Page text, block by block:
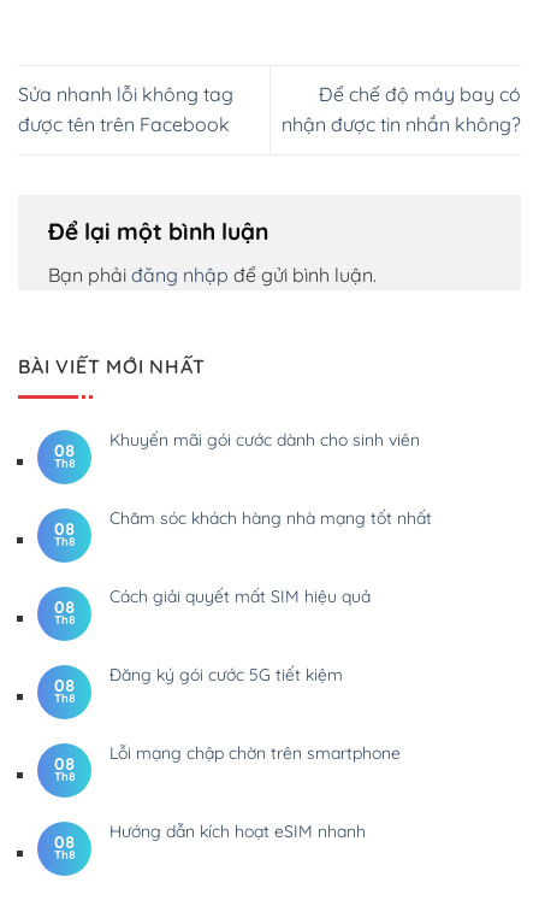
Sửa nhanh lỗi không tag
được tên trên Facebook
Để chế độ máy bay có
nhận được tin nhắn không?
Để lại một bình luận
Bạn phải đăng nhập để gửi bình luận.
BÀI VIẾT MỚI NHẤT
08
Th8
Khuyến mãi gói cước dành cho sinh viên
08
Th8
Chăm sóc khách hàng nhà mạng tốt nhất
08
Th8
Cách giải quyết mất SIM hiệu quả
08
Th8
Đăng ký gói cước 5G tiết kiệm
08
Th8
Lỗi mạng chập chờn trên smartphone
08
Th8
Hướng dẫn kích hoạt eSIM nhanh